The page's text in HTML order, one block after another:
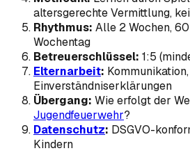
altersgerechte Vermittlung,
Rhythmus: Alle 2 Wochen,
Wochentag
Betreuerschlüssel: 1:5
Elternarbeit:
Einverständniserklärungen
Übergang: Wie erfolgt der
Jugendfeuerwehr?
Datenschutz: DSGVO-
Kindern